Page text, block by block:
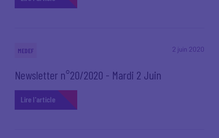
2 juin 2020
MEDEF
Newsletter n°20/2020 - Mardi 2 Juin
Lire l'article